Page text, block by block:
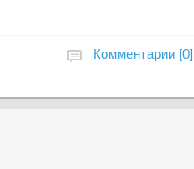
Комментарии [0]